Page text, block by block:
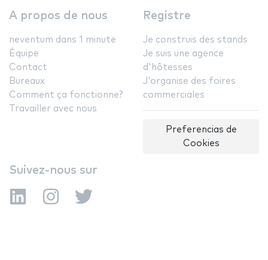
A propos de nous
neventum dans 1 minute
Équipe
Contact
Bureaux
Comment ça fonctionne?
Travailler avec nous
Registre
Je construis des stands
Je suis une agence
d'hôtesses
J'organise des foires
commerciales
Preferencias de
Cookies
Suivez-nous sur